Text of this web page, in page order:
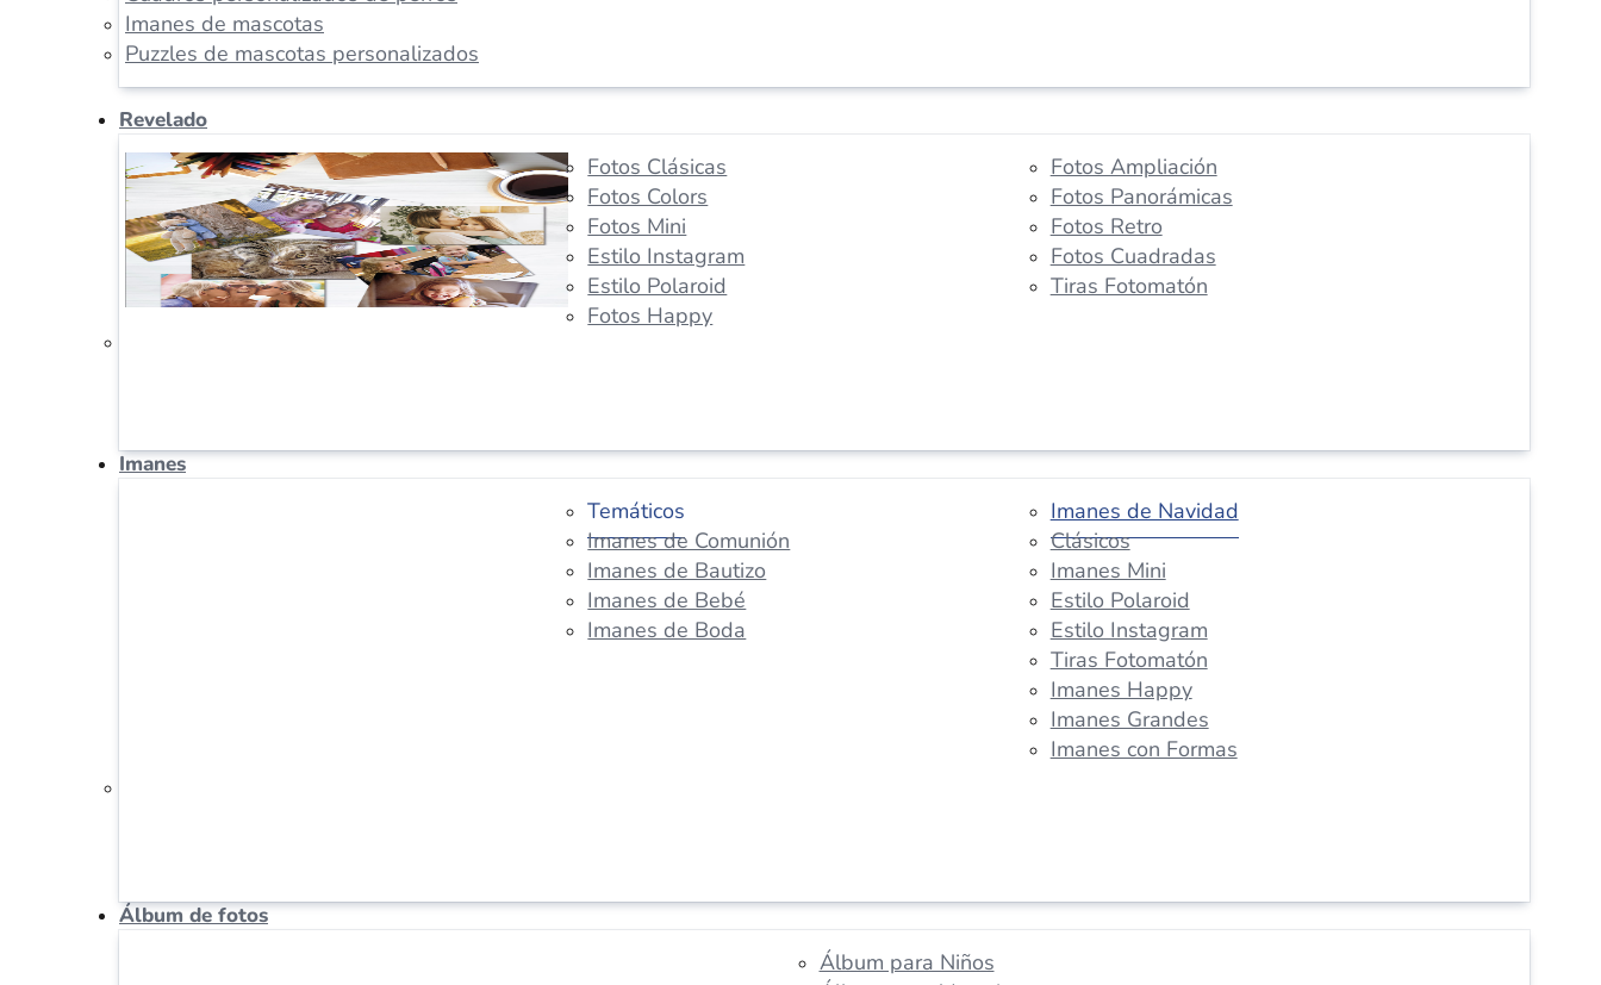
Imanes de mascotas
Puzzles de mascotas personalizados
Revelado
Fotos Clásicas
Fotos Colors
Fotos Mini
Estilo Instagram
Estilo Polaroid
Fotos Happy
Fotos Ampliación
Fotos Panorámicas
Fotos Retro
Fotos Cuadradas
Tiras Fotomatón
Imanes
Temáticos
Imanes de Comunión
Imanes de Bautizo
Imanes de Bebé
Imanes de Boda
Imanes de Navidad
Clásicos
Imanes Mini
Estilo Polaroid
Estilo Instagram
Tiras Fotomatón
Imanes Happy
Imanes Grandes
Imanes con Formas
Álbum de fotos
Álbum para Niños